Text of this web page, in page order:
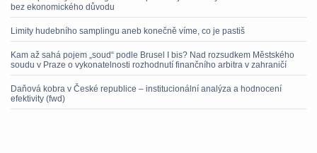
bez ekonomického důvodu
Limity hudebního samplingu aneb konečně víme, co je pastiš
Kam až sahá pojem „soud“ podle Brusel I bis? Nad rozsudkem Městského
soudu v Praze o vykonatelnosti rozhodnutí finančního arbitra v zahraničí
Daňová kobra v České republice – institucionální analýza a hodnocení
efektivity (fwd)